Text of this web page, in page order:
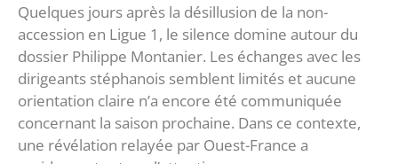
‎Quelques jours après la désillusion de la non-
accession en Ligue 1, le silence domine autour du
dossier Philippe Montanier. Les échanges avec les
dirigeants stéphanois semblent limités et aucune
orientation claire n’a encore été communiquée
concernant la saison prochaine. ‎Dans ce contexte,
une révélation relayée par Ouest-France a